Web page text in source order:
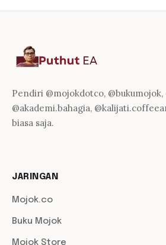
Pendiri @mojokdotco, @bukumojok,
@akademi.bahagia,
biasa saja.
JARINGAN
Mojok.co
Buku Mojok
Mojok Store